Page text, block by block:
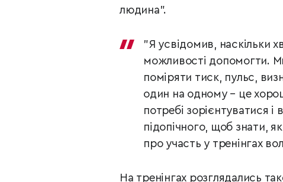
людина".
"Я усвідомив, наскільки
можливості допомогти.
поміряти тиск, пульс,
один на одному – це
потребі зорієнтуватися
підопічного, щоб знати,
про участь у тренінгах
На тренінгах розглядались